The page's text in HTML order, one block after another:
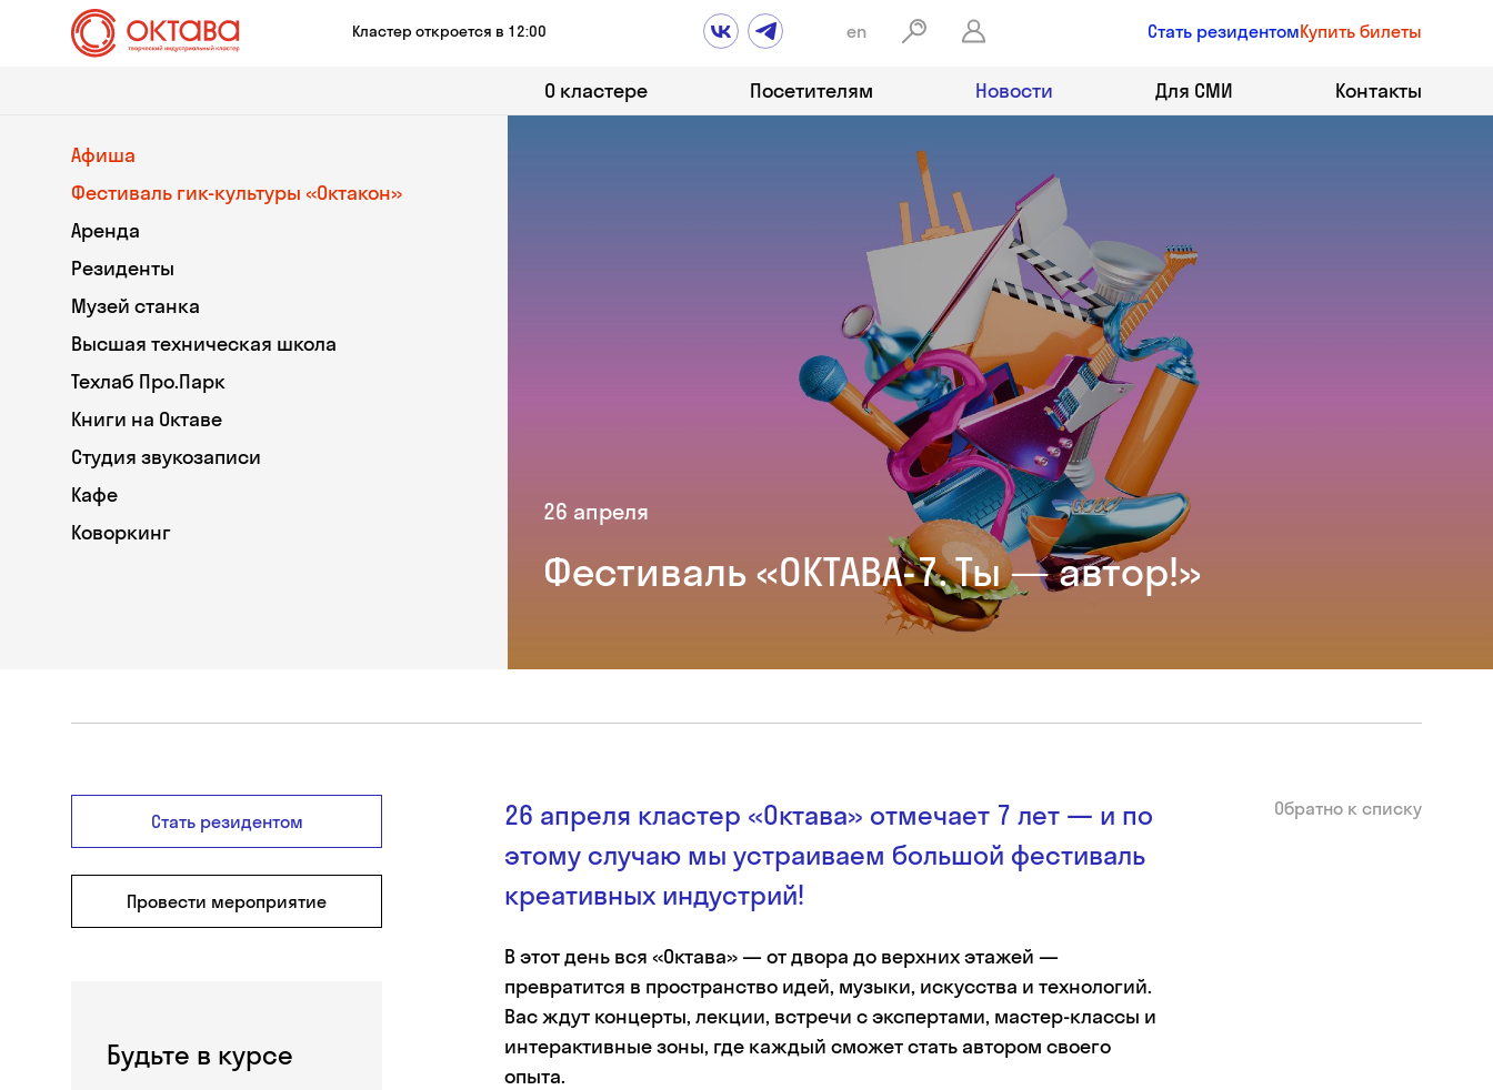
Кластер откроется в 12:00 en Стать резидентомКупить билеты
О кластере Посетителям Новости Для СМИ Контакты
Афиша
Фестиваль гик-культуры «Октакон»
Аренда
Резиденты
Музей станка
Высшая техническая школа
Техлаб Про.Парк
Книги на Октаве
Студия звукозаписи
Кафе
Коворкинг
26 апреля
Фестиваль «ОКТАВА-7. Ты — автор!»
Стать резидентом
Провести мероприятие
Будьте в курсе
26 апреля кластер «Октава» отмечает 7 лет — и по
этому случаю мы устраиваем большой фестиваль
креативных индустрий!
В этот день вся «Октава» — от двора до верхних этажей —
превратится в пространство идей, музыки, искусства и технологий.
Вас ждут концерты, лекции, встречи с экспертами, мастер-классы и
интерактивные зоны, где каждый сможет стать автором своего
опыта.
Обратно к списку